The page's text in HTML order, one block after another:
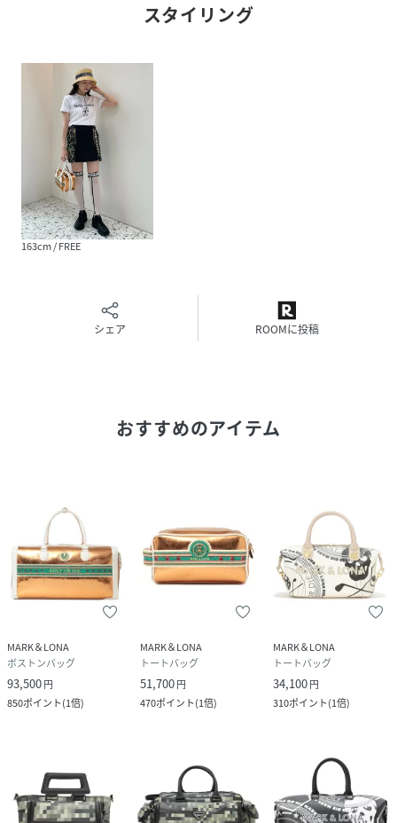
際立たせる、ラグジュアリーな存在感を放つアイテムです。
性別タイプ ユニセックス
原産国
サイズ
品番
RG8325_MLS
スタイリング
163cm / FREE
シェア ROOMに投稿
おすすめのアイテム
MARK＆LONA
ボストンバッグ
93,500円
850ポイント(1倍)
MARK＆LONA
トートバッグ
51,700円
470ポイント(1倍)
MARK＆LONA
トートバッグ
34,100円
310ポイント(1倍)